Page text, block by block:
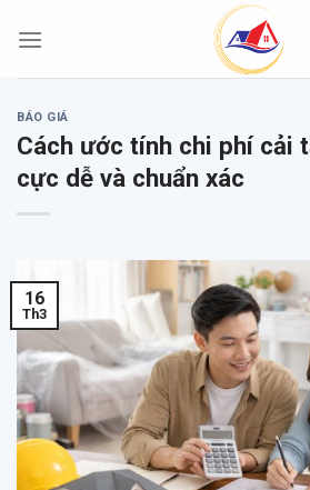
BÁO GIÁ
Cách ước tính chi phí cải
cực dễ và chuẩn xác
16
Th3